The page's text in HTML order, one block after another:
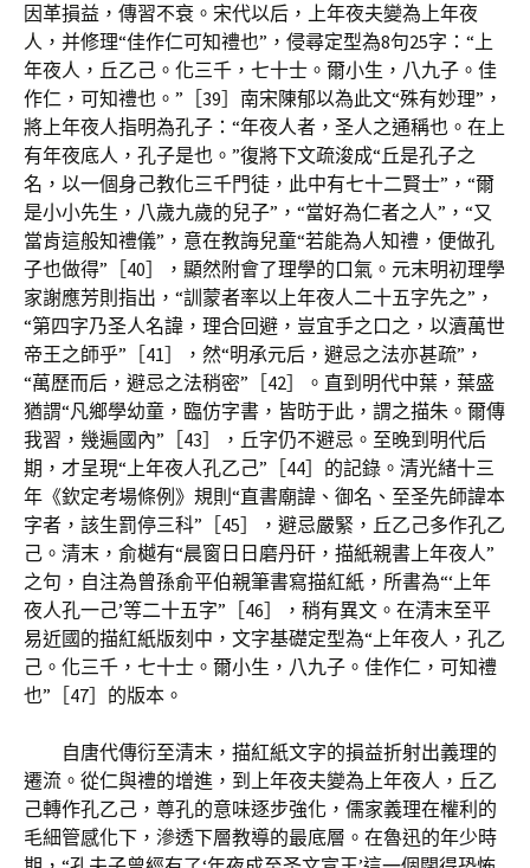
因革損益，傳習不衰。宋代以后，上年夜夫變為上年夜
人，并修理“佳作仁可知禮也”，侵尋定型為8句25字：“上
年夜人，丘乙己。化三千，七十士。爾小生，八九子。佳
作仁，可知禮也。”［39］南宋陳郁以為此文“殊有妙理”，
將上年夜人指明為孔子：“年夜人者，圣人之通稱也。在上
有年夜底人，孔子是也。”復將下文疏浚成“丘是孔子之
名，以一個身己教化三千門徒，此中有七十二賢士”，“爾
是小小先生，八歲九歲的兒子”，“當好為仁者之人”，“又
當肯這般知禮儀”，意在教誨兒童“若能為人知禮，便做孔
子也做得”［40］，顯然附會了理學的口氣。元末明初理學
家謝應芳則指出，“訓蒙者率以上年夜人二十五字先之”，
“第四字乃圣人名諱，理合回避，豈宜手之口之，以瀆萬世
帝王之師乎”［41］，然“明承元后，避忌之法亦甚疏”，
“萬歷而后，避忌之法稍密”［42］。直到明代中葉，葉盛
猶謂“凡鄉學幼童，臨仿字書，皆昉于此，謂之描朱。爾傳
我習，幾遍國內”［43］，丘字仍不避忌。至晚到明代后
期，才呈現“上年夜人孔乙己”［44］的記錄。清光緒十三
年《欽定考場條例》規則“直書廟諱、御名、至圣先師諱本
字者，該生罰停三科”［45］，避忌嚴緊，丘乙己多作孔乙
己。清末，俞樾有“晨窗日日磨丹矸，描紙親書上年夜人”
之句，自注為曾孫俞平伯親筆書寫描紅紙，所書為“‘上年
夜人孔一己’等二十五字”［46］，稍有異文。在清末至平
易近國的描紅紙版刻中，文字基礎定型為“上年夜人，孔乙
己。化三千，七十士。爾小生，八九子。佳作仁，可知禮
也”［47］的版本。
自唐代傳衍至清末，描紅紙文字的損益折射出義理的
遷流。從仁與禮的增進，到上年夜夫變為上年夜人，丘乙
己轉作孔乙己，尊孔的意味逐步強化，儒家義理在權利的
毛細管感化下，滲透下層教導的最底層。在魯迅的年少時